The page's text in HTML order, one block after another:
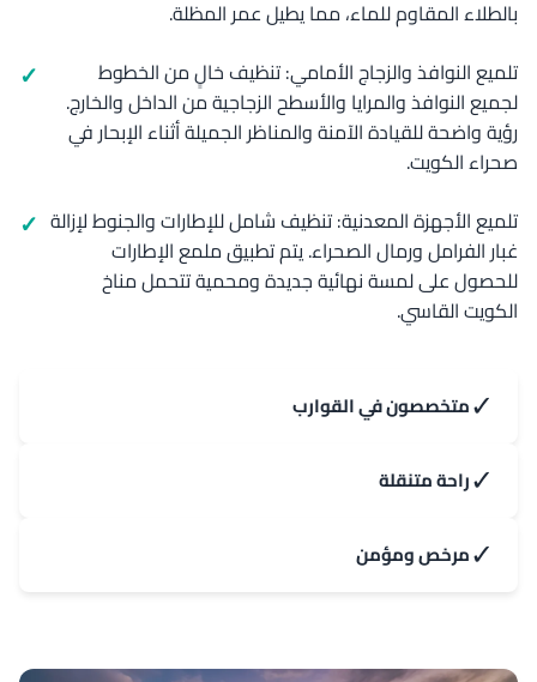
بالطلاء المقاوم للماء، مما يطيل عمر المظلة.
تلميع النوافذ والزجاج الأمامي: تنظيف خالٍ من الخطوط
لجميع النوافذ والمرايا والأسطح الزجاجية من الداخل والخارج.
رؤية واضحة للقيادة الآمنة والمناظر الجميلة أثناء الإبحار في
صحراء الكويت.
تلميع الأجهزة المعدنية: تنظيف شامل للإطارات والجنوط لإزالة
غبار الفرامل ورمال الصحراء. يتم تطبيق ملمع الإطارات
للحصول على لمسة نهائية جديدة ومحمية تتحمل مناخ
الكويت القاسي.
✓متخصصون في القوارب
✓راحة متنقلة
✓مرخص ومؤمن